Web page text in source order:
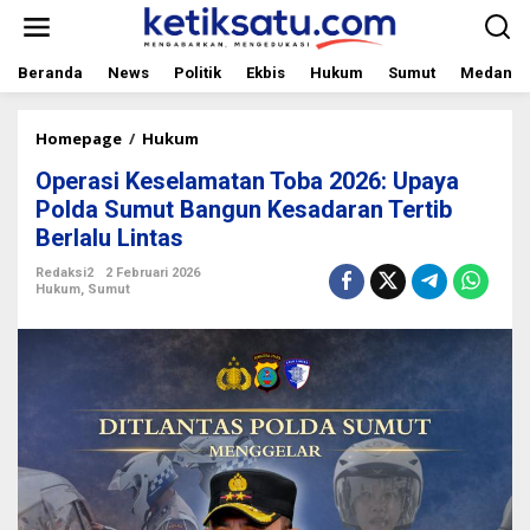
t
Beranda News Politik Ekbis Hukum Sumut Medan
Homepage / Hukum
e
r
a
i
s
m
a
t
a
n
T
Operasi Keselamatan Toba 2026: Upaya
Polda Sumut Bangun Kesadaran Tertib
Berlalu Lintas
Redaksi2
2 Februari 2026
Hukum, Sumut